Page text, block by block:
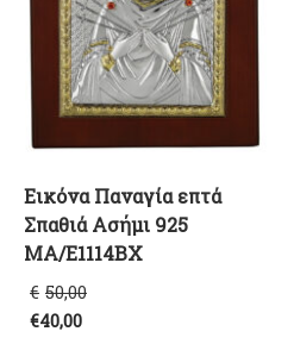
Εικόνα Παναγία επτά
Σπαθιά Ασήμι 925
MA/E1114BX
€ 50,00
€40,00